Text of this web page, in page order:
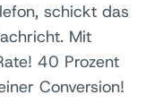
schickt das
Mit
40 Prozent
Conversion!